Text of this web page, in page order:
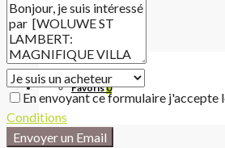
Le Blog de l’Immo
Favoris0
En envoyant ce formulaire j'accepte
Conditions
Envoyer un Email